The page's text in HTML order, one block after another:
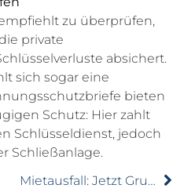
zu überprüfen,
private
absichert.
sich sogar eine
bieten
Schutz: Hier zahlt
Schlüsseldienst, jedoch
Schließanlage.
Mietausfall: Jetzt Grundsteuererlass beantragen.